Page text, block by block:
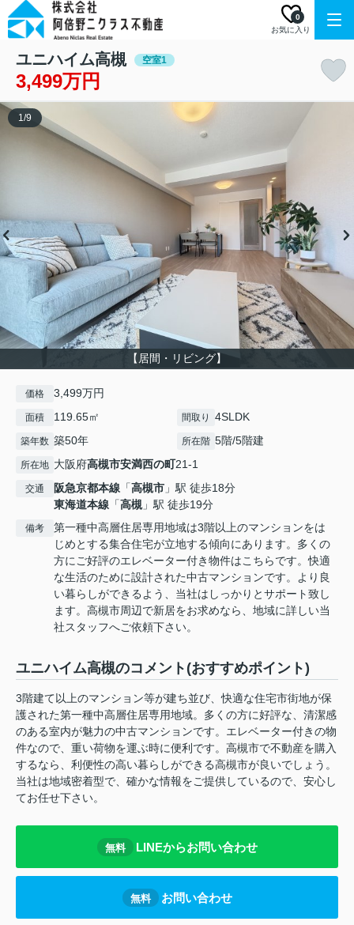
お気に入り
0
ユニハイム高槻 空室1
3,499万円
【居間・リビング】
1/9
価格 3,499万円
面積 119.65㎡ 間取り 4SLDK
築年数 築50年 所在階 5階/5階建
所在地 大阪府高槻市安満西の町21-1
交通 阪急京都本線 「高槻市 」駅 徒歩18分
東海道本線 「高槻 」駅 徒歩19分
備考
第一種中高層住居専用地域は3階以上のマンションをは
じめとする集合住宅が立地する傾向にあります。多くの
方にご好評のエレベーター付き物件はこちらです。快適
な生活のために設計された中古マンションです。より良
い暮らしができるよう、当社はしっかりとサポート致し
ます。高槻市周辺で新居をお求めなら、地域に詳しい当
社スタッフへご依頼下さい。
ユニハイム高槻のコメント(おすすめポイント)
3階建て以上のマンション等が建ち並び、快適な住宅市街地が保
護された第一種中高層住居専用地域。多くの方に好評な、清潔感
のある室内が魅力の中古マンションです。エレベーター付きの物
件なので、重い荷物を運ぶ時に便利です。高槻市で不動産を購入
するなら、利便性の高い暮らしができる高槻市が良いでしょう。
当社は地域密着型で、確かな情報をご提供しているので、安心し
てお任せ下さい。
無料 LINEからお問い合わせ
無料 お問い合わせ